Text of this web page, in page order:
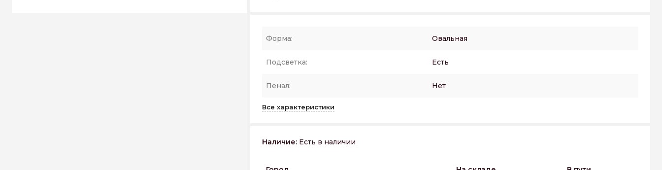
Форма: Овальная
Подсветка: Есть
Пенал: Нет
Все характеристики
Наличие: Есть в наличии